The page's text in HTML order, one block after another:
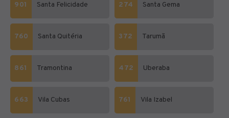
901 Santa Felicidade 274 Santa Gema
760 Santa Quitéria 372 Tarumã
861 Tramontina 472 Uberaba
663 Vila Cubas 761 Vila Izabel